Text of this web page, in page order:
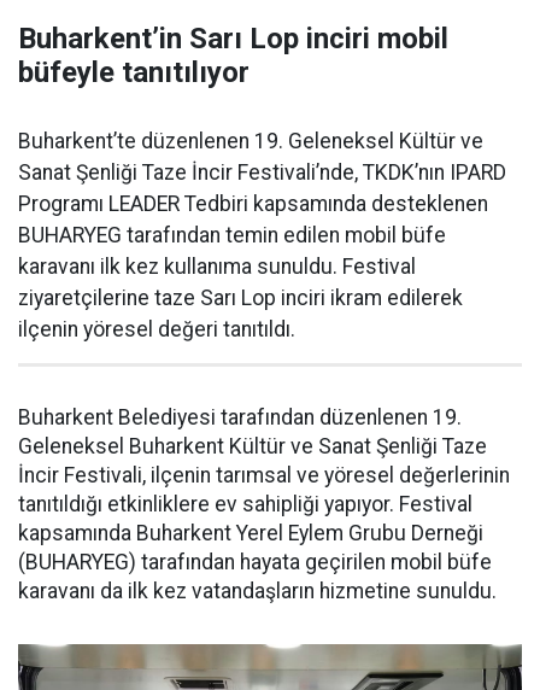
Buharkent’in Sarı Lop inciri mobil
büfeyle tanıtılıyor
Buharkent’te düzenlenen 19. Geleneksel Kültür ve
Sanat Şenliği Taze İncir Festivali’nde, TKDK’nın IPARD
Programı LEADER Tedbiri kapsamında desteklenen
BUHARYEG tarafından temin edilen mobil büfe
karavanı ilk kez kullanıma sunuldu. Festival
ziyaretçilerine taze Sarı Lop inciri ikram edilerek
ilçenin yöresel değeri tanıtıldı.
Buharkent Belediyesi tarafından düzenlenen 19.
Geleneksel Buharkent Kültür ve Sanat Şenliği Taze
İncir Festivali, ilçenin tarımsal ve yöresel değerlerinin
tanıtıldığı etkinliklere ev sahipliği yapıyor. Festival
kapsamında Buharkent Yerel Eylem Grubu Derneği
(BUHARYEG) tarafından hayata geçirilen mobil büfe
karavanı da ilk kez vatandaşların hizmetine sunuldu.